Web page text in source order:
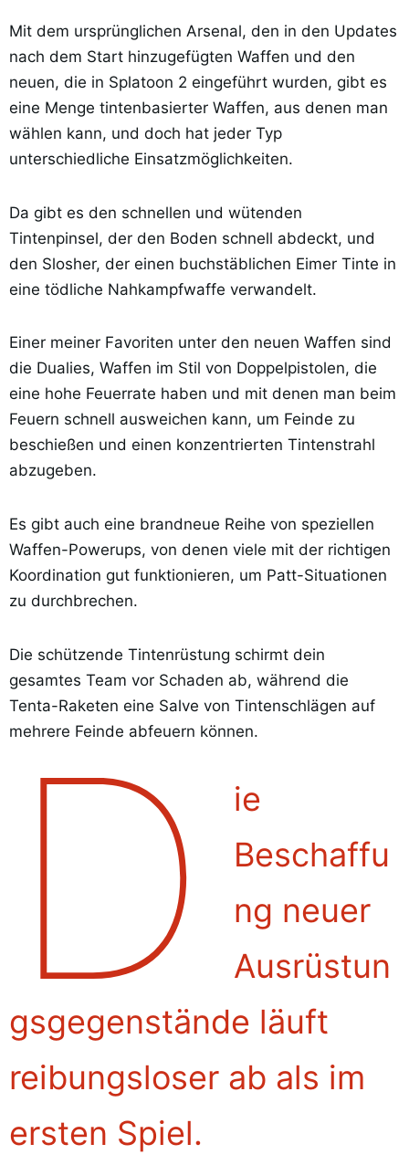
Mit dem ursprünglichen Arsenal, den in den Updates
nach dem Start hinzugefügten Waffen und den
neuen, die in Splatoon 2 eingeführt wurden, gibt es
eine Menge tintenbasierter Waffen, aus denen man
wählen kann, und doch hat jeder Typ
unterschiedliche Einsatzmöglichkeiten.
Da gibt es den schnellen und wütenden
Tintenpinsel, der den Boden schnell abdeckt, und
den Slosher, der einen buchstäblichen Eimer Tinte in
eine tödliche Nahkampfwaffe verwandelt.
Einer meiner Favoriten unter den neuen Waffen sind
die Dualies, Waffen im Stil von Doppelpistolen, die
eine hohe Feuerrate haben und mit denen man beim
Feuern schnell ausweichen kann, um Feinde zu
beschießen und einen konzentrierten Tintenstrahl
abzugeben.
Es gibt auch eine brandneue Reihe von speziellen
Waffen-Powerups, von denen viele mit der richtigen
Koordination gut funktionieren, um Patt-Situationen
zu durchbrechen.
Die schützende Tintenrüstung schirmt dein
gesamtes Team vor Schaden ab, während die
Tenta-Raketen eine Salve von Tintenschlägen auf
mehrere Feinde abfeuern können.
D
ie
Beschaffu
ng neuer
Ausrüstun
gsgegenstände läuft
reibungsloser ab als im
ersten Spiel.